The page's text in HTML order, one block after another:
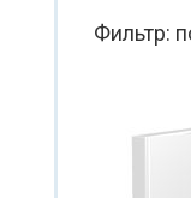
Фильтр: